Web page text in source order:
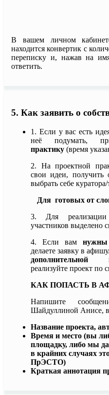
В вашем личном
находится конвертик с
переписку и, нажав на
ответить.
5. Как заявить о
1. Если у вас есть
неё подумать,
практику (время
2. На проектной
свои идеи, получить
выбрать себе
Для готовых от
3.
Для
участников выделено
4. Если вам нужны
делаете заявку в
дополнительной
реализуйте проект по
КАК ПОПАСТЬ В
Напишите
Шайдуллиной Анисе,
Название проекта,
Время и место (вы
площадку, либо мы
в крайних случаях
ПрЭСТО)
Краткая аннотация